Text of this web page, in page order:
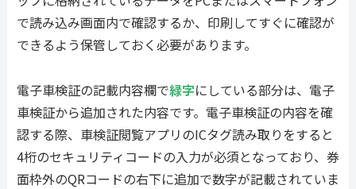
で読み込み画面内で確認するか、印刷してすぐに確認が
できるよう保管しておく必要があります。
電子車検証の記載内容欄で緑字にしている部分は、電子
車検証から追加された内容です。電子車検証の内容を確
認する際、車検証閲覧アプリのICタグ読み取りをすると
4桁のセキュリティコードの入力が必須となっており、券
面枠外のQRコードの右下に追加で数字が記載されていま